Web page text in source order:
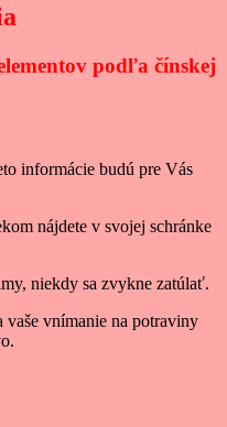
podľa čínskej
informácie budú pre Vás
nájdete v svojej schránke
niekdy sa zvykne zatúlať.
vnímanie na potraviny